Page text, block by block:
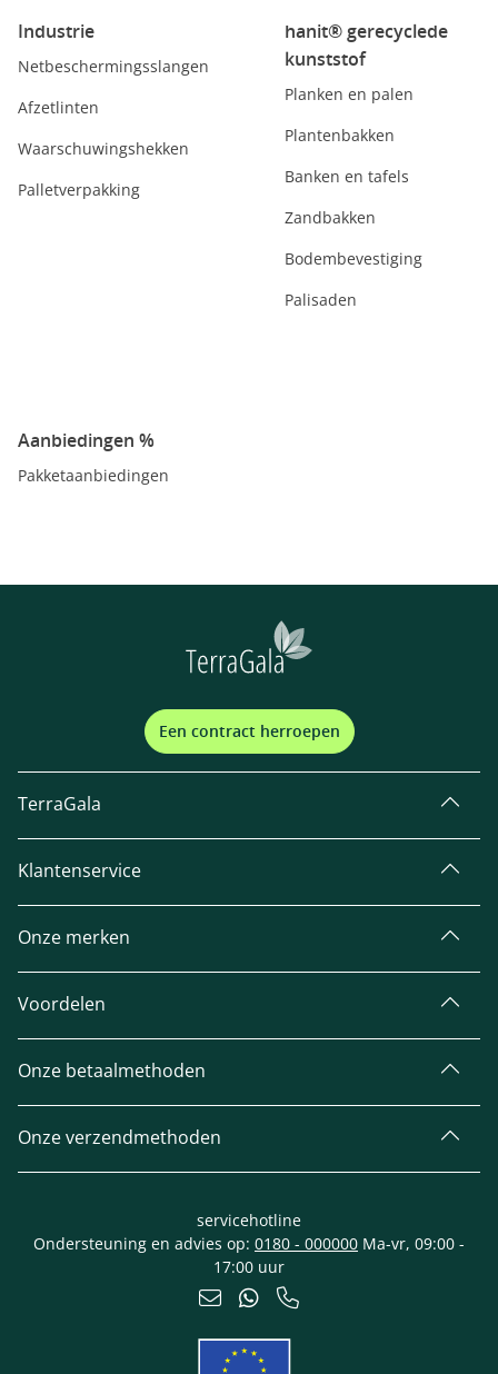
Industrie
Netbeschermingsslangen
Afzetlinten
Waarschuwingshekken
Palletverpakking
hanit® gerecyclede
kunststof
Planken en palen
Plantenbakken
Banken en tafels
Zandbakken
Bodembevestiging
Palisaden
Aanbiedingen %
Pakketaanbiedingen
Een contract herroepen
TerraGala
Klantenservice
Onze merken
Voordelen
Onze betaalmethoden
Onze verzendmethoden
servicehotline
Ondersteuning en advies op: 0180 - 000000 Ma-vr, 09:00 -
17:00 uur